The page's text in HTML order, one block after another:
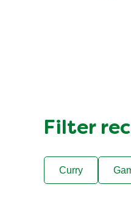
Filter
Curry